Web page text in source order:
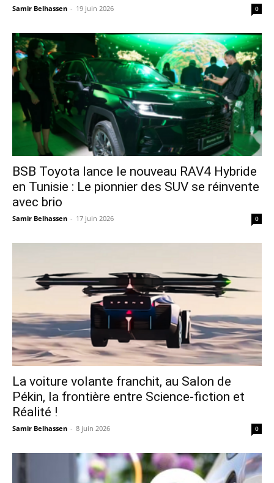
Samir Belhassen - 19 juin 2026 0
​BSB Toyota lance le nouveau RAV4 Hybride
en Tunisie : Le pionnier des SUV se réinvente
avec brio
Samir Belhassen - 17 juin 2026 0
La voiture volante franchit, au Salon de
Pékin, la frontière entre Science-fiction et
Réalité !
Samir Belhassen - 8 juin 2026 0